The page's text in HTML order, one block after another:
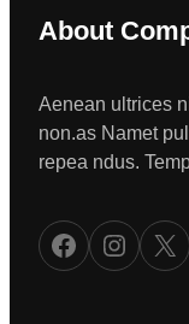
About
Aenean ultrices
non.as Namet
repea ndus.
Facebook Instagram X